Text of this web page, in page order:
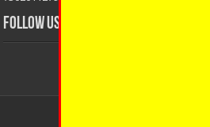
FOLLOW US